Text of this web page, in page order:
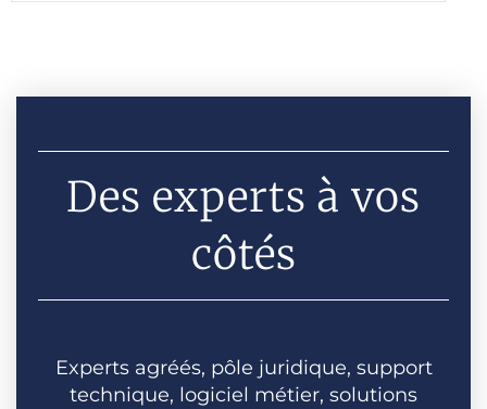
Des experts à vos
côtés
Experts agréés, pôle juridique, support
technique, logiciel métier, solutions